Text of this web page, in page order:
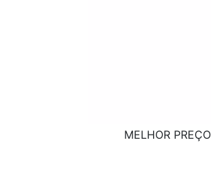
MELHOR PREÇO